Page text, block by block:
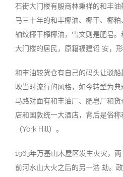
石街大门楼有殷商林秉祥的和丰
马三十年的和丰椰油、椰干、椰
轴绞椰干榨椰油，雪文则是肥皂
大门楼的居民，原籍福建诏 安，
和丰油较货仓有自己的码头让驳
映当时流行的风格，如今转型为
马路对面有和丰油厂、肥皂厂和
店和国敦统一大酒店，背后是俗
（York Hill）。
1963年万基山木屋区发生火灾，
前河水山大火之后的另一浩 劫。